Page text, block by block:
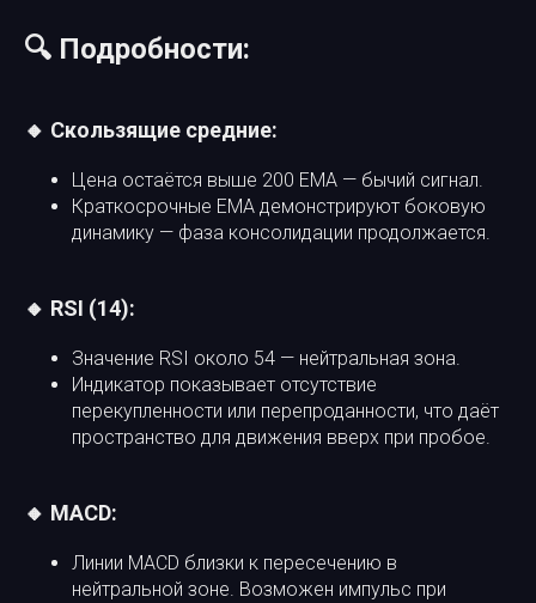
🔍 Подробности:
🔸 Скользящие средние:
Цена остаётся выше 200 EMA — бычий сигнал.
Краткосрочные EMA демонстрируют боковую
динамику — фаза консолидации продолжается.
🔸 RSI (14):
Значение RSI около 54 — нейтральная зона.
Индикатор показывает отсутствие
перекупленности или перепроданности, что даёт
пространство для движения вверх при пробое.
🔸 MACD:
Линии MACD близки к пересечению в
нейтральной зоне. Возможен импульс при